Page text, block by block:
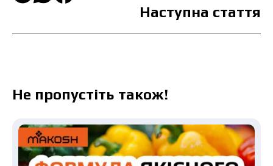
Наступна стаття
Не пропустіть також!